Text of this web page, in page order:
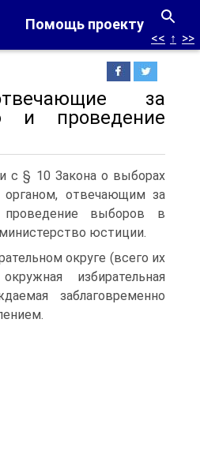
Помощь проекту
<< ↑ >>
за
и проведение
с § 10 Закона о выборах
отвечающим за
выборов в
юстиции.
округе (всего их
избирательная
заблаговременно